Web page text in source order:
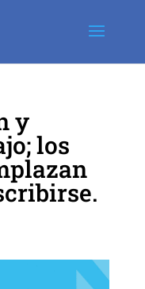
y
los